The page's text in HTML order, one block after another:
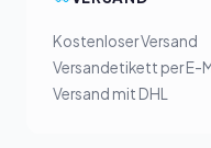
Kostenloser Versand
Versandetikett per E-
Versand mit DHL